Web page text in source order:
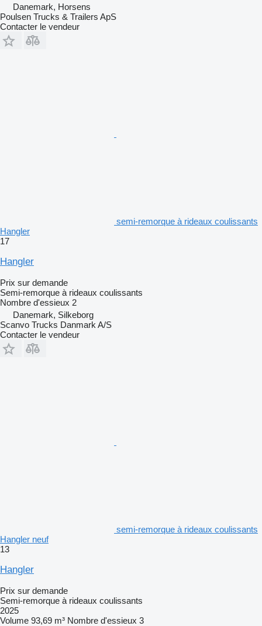
Danemark, Horsens
Poulsen Trucks & Trailers ApS
Contacter le vendeur
semi-remorque à rideaux coulissants
Hangler
17
Hangler
Prix sur demande
Semi-remorque à rideaux coulissants
Nombre d'essieux 2
Danemark, Silkeborg
Scanvo Trucks Danmark A/S
Contacter le vendeur
semi-remorque à rideaux coulissants
Hangler neuf
13
Hangler
Prix sur demande
Semi-remorque à rideaux coulissants
2025
Volume 93,69 m³ Nombre d'essieux 3